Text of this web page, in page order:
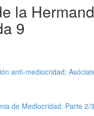
la
9
anti-mediocridad:
de Mediocridad. Parte 2/3